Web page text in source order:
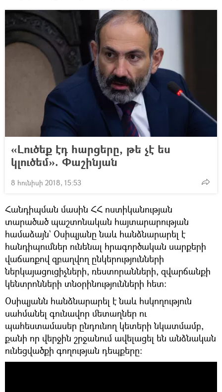
«Լուծեք էդ հարցերը, թե չէ ես
կլուծեմ». Փաշինյան
8 հունիսի 2018, 15:53
Հանդիպման մասին ՀՀ ոստիկանության
տարածած պաշտոնական հայտարարության
համաձայն` Օսիպյանը նաև հանձնարարել է
հանդիպումներ ունենալ հրագործական սարքերի
վաճառքով զբաղվող ընկերությունների
ներկայացուցիչների, ռեստորանների, զվարճանքի
կենտրոնների տնօրինությունների հետ:
Օսիպյանն հանձնարարել է նաև հսկողություն
սահմանել գունավոր մետաղներ ու
պահեստամասեր ընդունող կետերի նկատմամբ,
քանի որ վերջին շրջանում ավելացել են անձնական
ունեցվածքի գողության դեպքերը։